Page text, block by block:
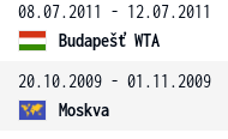
08.07.2011 - 12.07.2011
Budapešť WTA
20.10.2009 - 01.11.2009
Moskva